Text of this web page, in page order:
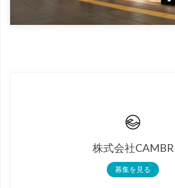
株式会社CAMBR
募集を見る